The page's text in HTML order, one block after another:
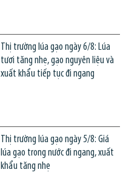
Thị trường lúa gạo ngày 6/8: Lúa
tươi tăng nhẹ, gạo nguyên liệu và
xuất khẩu tiếp tục đi ngang
Thị trường lúa gạo ngày 5/8: Giá
lúa gạo trong nước đi ngang, xuất
khẩu tăng nhẹ